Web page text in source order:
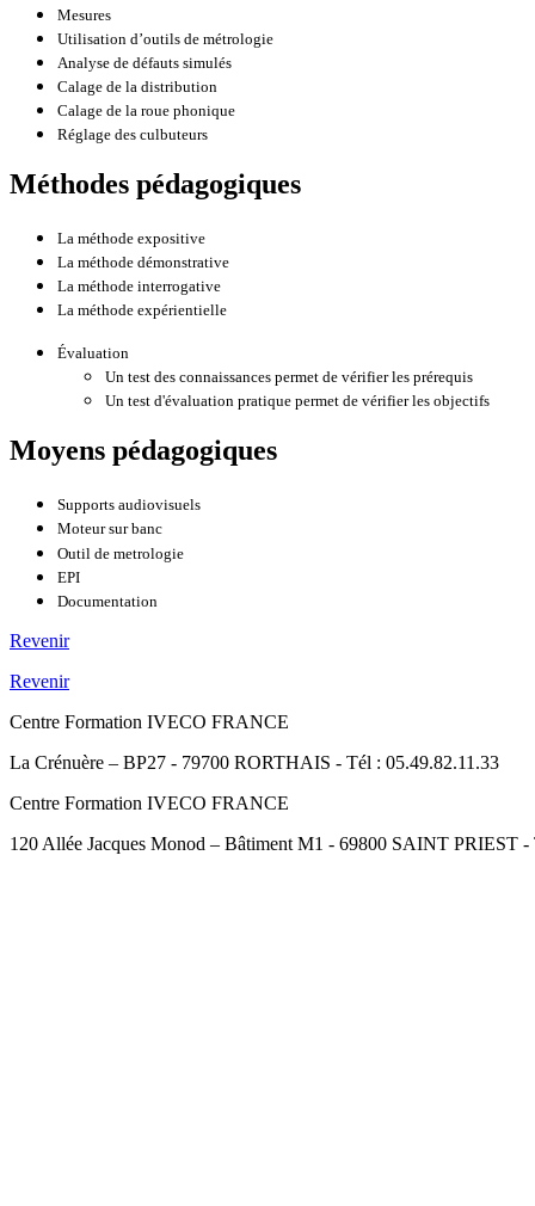
Mesures
Utilisation d’outils de métrologie
Analyse de défauts simulés
Calage de la distribution
Calage de la roue phonique
Réglage des culbuteurs
Méthodes pédagogiques
La méthode expositive
La méthode démonstrative
La méthode interrogative
La méthode expérientielle
Évaluation
Un test des connaissances permet de vérifier les prérequis
Un test d'évaluation pratique permet de vérifier les objectifs
Moyens pédagogiques
Supports audiovisuels
Moteur sur banc
Outil de metrologie
EPI
Documentation
Revenir
Revenir
Centre Formation IVECO FRANCE
La Crénuère – BP27 - 79700 RORTHAIS - Tél : 05.49.82.11.33
Centre Formation IVECO FRANCE
120 Allée Jacques Monod – Bâtiment M1 - 69800 SAINT PRIEST